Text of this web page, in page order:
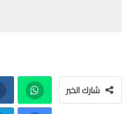
شارك الخبر